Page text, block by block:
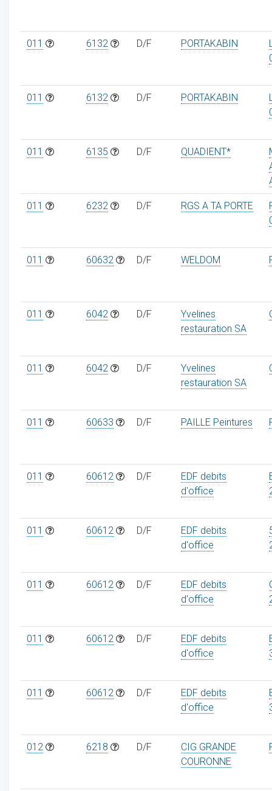
011 6132 D/F PORTAKABIN
011 6132 D/F PORTAKABIN
011 6135 D/F QUADIENT*
011 6232 D/F RGS A TA PORTE
011 60632 D/F WELDOM
011 6042 D/F
Yvelines
restauration SA
011 6042 D/F
Yvelines
restauration SA
011 60633 D/F PAILLE Peintures
011 60612 D/F
EDF debits
d'office
011 60612 D/F
EDF debits
d'office
011 60612 D/F
EDF debits
d'office
011 60612 D/F
EDF debits
d'office
011 60612 D/F
EDF debits
d'office
012 6218 D/F
CIG GRANDE
COURONNE